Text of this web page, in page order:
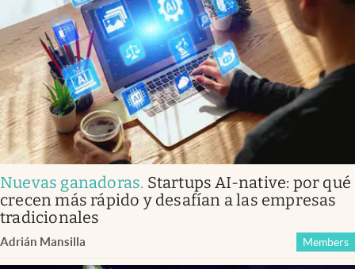
Nuevas ganadoras. Startups AI-native: por qué
crecen más rápido y desafían a las empresas
tradicionales
Adrián Mansilla Members